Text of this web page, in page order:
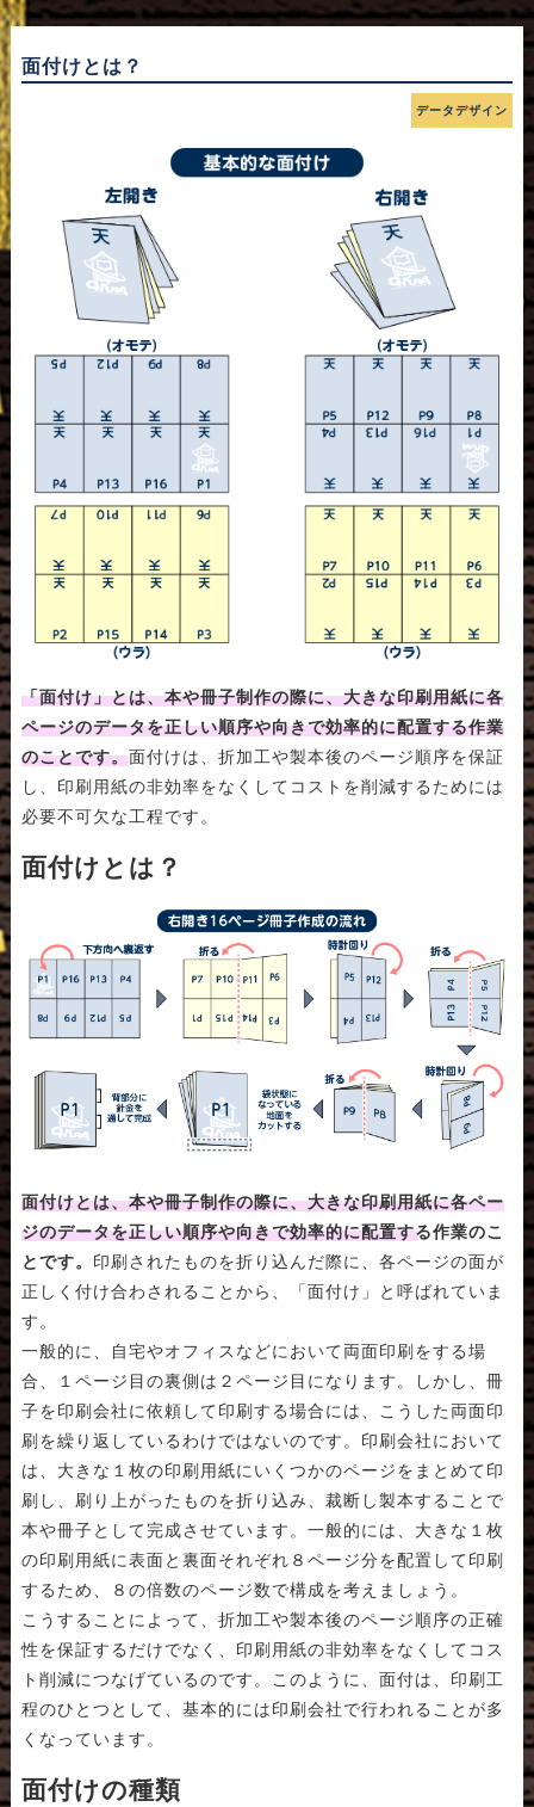
面付けとは？
データデザイン
「面付け」とは、本や冊子制作の際に、大きな印刷用紙に各
ページのデータを正しい順序や向きで効率的に配置する作業
のことです。面付けは、折加工や製本後のページ順序を保証
し、印刷用紙の非効率をなくしてコストを削減するためには
必要不可欠な工程です。
面付けとは？
面付けとは、本や冊子制作の際に、大きな印刷用紙に各ペー
ジのデータを正しい順序や向きで効率的に配置する作業のこ
とです。 印刷されたものを折り込んだ際に、各ページの面が
正しく付け合わされることから、「面付け」と呼ばれていま
す。
一般的に、自宅やオフィスなどにおいて両面印刷をする場
合、１ページ目の裏側は２ページ目になります。しかし、冊
子を印刷会社に依頼して印刷する場合には、こうした両面印
刷を繰り返しているわけではないのです。印刷会社において
は、大きな１枚の印刷用紙にいくつかのページをまとめて印
刷し、刷り上がったものを折り込み、裁断し製本することで
本や冊子として完成させています。一般的には、大きな１枚
の印刷用紙に表面と裏面それぞれ８ページ分を配置して印刷
するため、８の倍数のページ数で構成を考えましょう。
こうすることによって、折加工や製本後のページ順序の正確
性を保証するだけでなく、印刷用紙の非効率をなくしてコス
ト削減につなげているのです。このように、面付は、印刷工
程のひとつとして、基本的には印刷会社で行われることが多
くなっています。
面付けの種類